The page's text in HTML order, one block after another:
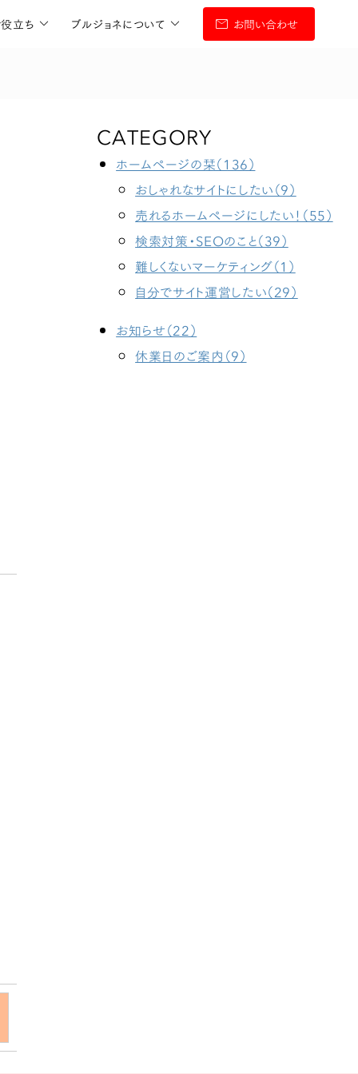
立ち ブルジョネについて お問い合わせ
CATEGORY
ホームページの栞（136）
おしゃれなサイトにしたい（9）
売れるホームページにしたい！（55）
検索対策・SEOのこと（39）
難しくないマーケティング（1）
自分でサイト運営したい（29）
お知らせ（22）
休業日のご案内（9）